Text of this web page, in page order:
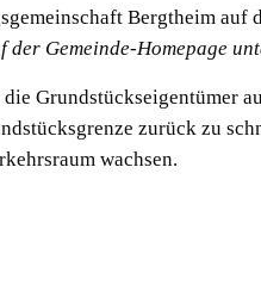
Bergtheim
der Gemeinde-Homepage
Grundstückseigentümer
zurück zu
wachsen.